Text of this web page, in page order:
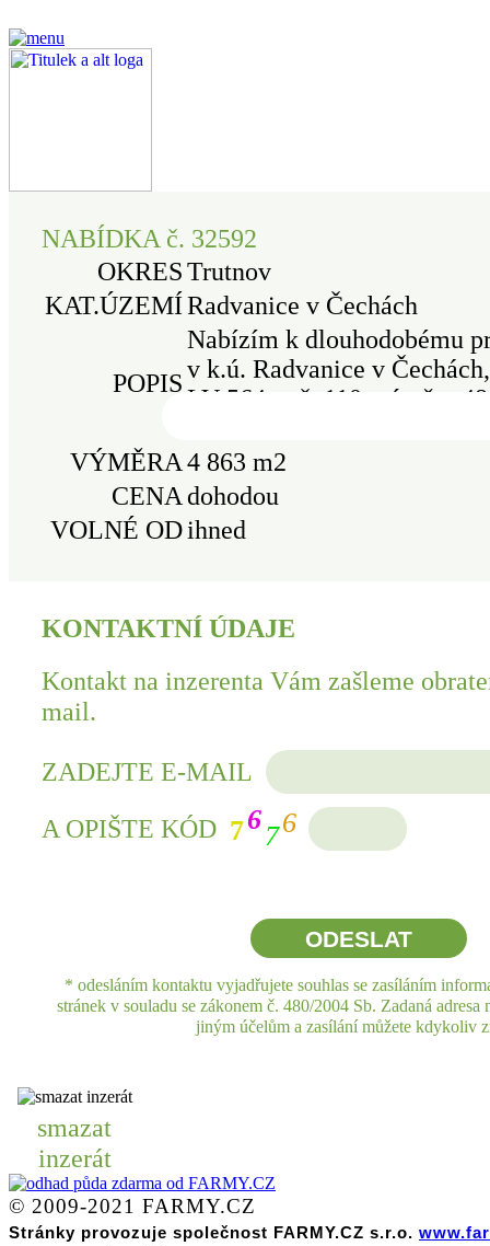
NABÍDKA č. 32592
OKRESTrutnov
KAT.ÚZEMÍRadvanice v Čechách
POPIS
Nabízím k dlouhodobému
v k.ú. Radvanice v
LV 564, p.č. 110, výměra
VÝMĚRA 4 863 m2
CENA dohodou
VOLNÉ ODihned
KONTAKTNÍ ÚDAJE
Kontakt na inzerenta Vám zašleme
mail.
ZADEJTE E-MAIL
A OPIŠTE KÓD 76
76
* odesláním kontaktu vyjadřujete souhlas se zasíláním
stránek v souladu se zákonem č. 480/2004 Sb. Zadaná
jiným účelům a zasílání můžete kdykoliv
smazat
inzerát
© 2009-2021 FARMY.CZ
Stránky provozuje společnost FARMY.CZ s.r.o.